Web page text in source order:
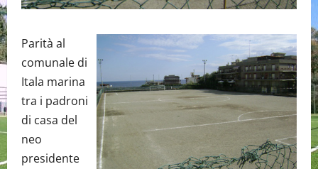
Parità al
comunale di
Itala marina
tra i padroni
di casa del
neo
presidente